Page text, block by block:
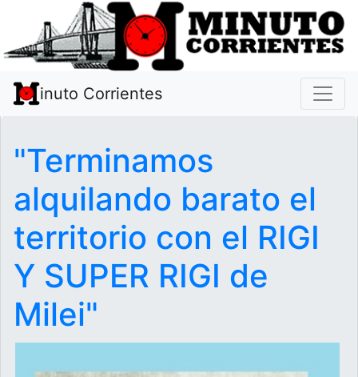
inuto Corrientes
"Terminamos
alquilando barato el
territorio con el RIGI
Y SUPER RIGI de
Milei"